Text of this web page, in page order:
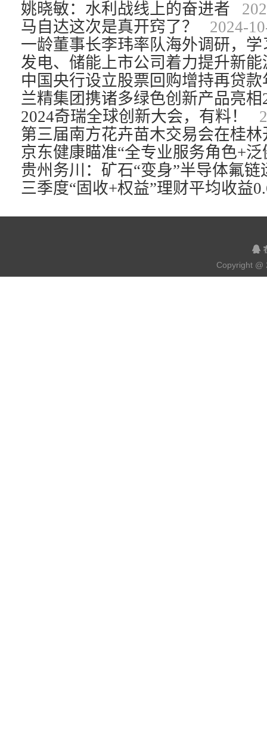
姚晓敏：水利战线上的奋进者
马自达这次是真开窍了？
2024-
2024奇瑞全球创新大会，有料！
第三届南方花卉苗木交易会在桂林
贵州务川：矿石“变身”半导体氟链
Copyright @